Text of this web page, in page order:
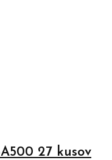
27 kusov